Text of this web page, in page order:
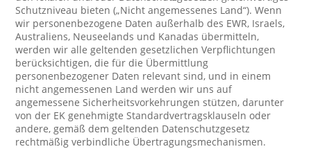
Schutzniveau bieten („Nicht angemessenes Land“). Wenn
wir personenbezogene Daten außerhalb des EWR, Israels,
Australiens, Neuseelands und Kanadas übermitteln,
werden wir alle geltenden gesetzlichen Verpflichtungen
berücksichtigen, die für die Übermittlung
personenbezogener Daten relevant sind, und in einem
nicht angemessenen Land werden wir uns auf
angemessene Sicherheitsvorkehrungen stützen, darunter
von der EK genehmigte Standardvertragsklauseln oder
andere, gemäß dem geltenden Datenschutzgesetz
rechtmäßig verbindliche Übertragungsmechanismen.